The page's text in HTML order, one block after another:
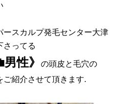
ースカルプ発毛センター大津
さってる
性》
の頭皮と毛穴の
ご紹介させて頂きます.